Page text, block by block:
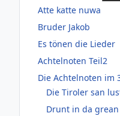
Atte katte nuwa
Bruder Jakob
Es tönen die Lieder
Achtelnoten Teil2
Die Achtelnoten im
Die Tiroler san
Drunt in da grean